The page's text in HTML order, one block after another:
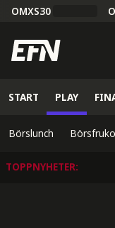
OMXS30
START PLAY
Börslunch
TOPPNYHETER: